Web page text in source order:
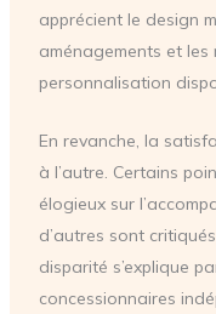
apprécient le design
aménagements et
personnalisation
En revanche, la
à l’autre. Certains
élogieux sur
d’autres sont
disparité s’explique
concessionnaires